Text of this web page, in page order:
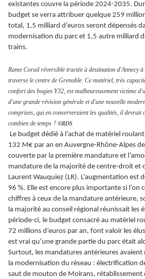
existantes couvre la période 2024-2035.
budget se verra attribuer quelque 259
total, 1,5 milliard d’euros seront dépensés
modernisation du parc et 1,5 autre milliard
trains.
Rame Corail réversible tractée à destination d'Annecy
traverse le centre de Grenoble. Ce matériel, très
confort des bogies Y32, est malheureusement victime
d'une grande révision générale et d'une nouvelle
comprises, qui en conserveraient les qualités, il devrait
combien de temps ? ©RDS
Le budget dédié à l’achat de matériel
132 M€ par an en Auvergne-Rhône-Alpes
couverte par la première mandature et
mandature de la majorité de centre-droit et
Laurent Wauquiez (LR). L’augmentation est
96 %. Elle est encore plus importante si l’on
chiffres à ceux de la mandature antérieure,
la majorité au conseil régional réunissait les
période-ci, le budget consacré au matériel
72 millions d’euros par an, font valoir les
est vrai qu’une grande partie du parc était
Surtout, les mandatures antérieures avaient
la modernisation du réseau : électrification
saut de mouton de Moirans, rétablissement